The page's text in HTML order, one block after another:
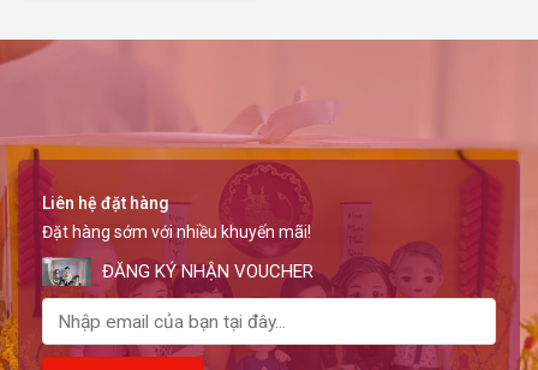
Liên hệ đặt hàng
Đặt hàng sớm với nhiều khuyến mãi!
ĐĂNG KÝ NHẬN VOUCHER